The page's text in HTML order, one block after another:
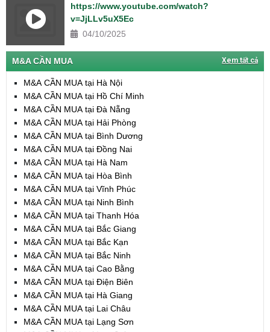
https://www.youtube.com/watch?
v=JjLLv5uX5Ec
04/10/2025
M&A CẦN MUA Xem tất cả
M&A CẦN MUA tại Hà Nội
M&A CẦN MUA tại Hồ Chí Minh
M&A CẦN MUA tại Đà Nẵng
M&A CẦN MUA tại Hải Phòng
M&A CẦN MUA tại Bình Dương
M&A CẦN MUA tại Đồng Nai
M&A CẦN MUA tại Hà Nam
M&A CẦN MUA tại Hòa Bình
M&A CẦN MUA tại Vĩnh Phúc
M&A CẦN MUA tại Ninh Bình
M&A CẦN MUA tại Thanh Hóa
M&A CẦN MUA tại Bắc Giang
M&A CẦN MUA tại Bắc Kạn
M&A CẦN MUA tại Bắc Ninh
M&A CẦN MUA tại Cao Bằng
M&A CẦN MUA tại Điện Biên
M&A CẦN MUA tại Hà Giang
M&A CẦN MUA tại Lai Châu
M&A CẦN MUA tại Lạng Sơn